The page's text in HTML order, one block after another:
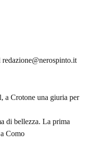
redazione@nerospinto.it
a Crotone una giuria per
di bellezza. La prima
Como